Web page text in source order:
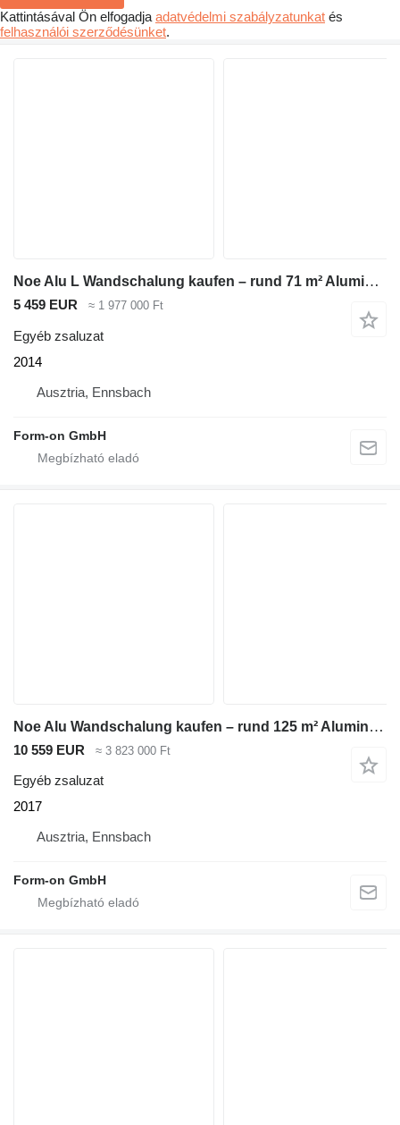
Kattintásával Ön elfogadja adatvédelmi szabályzatunkat és
felhasználói szerződésünket.
Noe Alu L Wandschalung kaufen – rund 71 m² Aluminium-Gesamtpaket sof
5 459 EUR ≈ 1 977 000 Ft
Egyéb zsaluzat
2014
Ausztria, Ennsbach
Form-on GmbH
Noe Alu Wandschalung kaufen – rund 125 m² Aluminium-Gesamtpaket sofo
10 559 EUR ≈ 3 823 000 Ft
Egyéb zsaluzat
2017
Ausztria, Ennsbach
Form-on GmbH